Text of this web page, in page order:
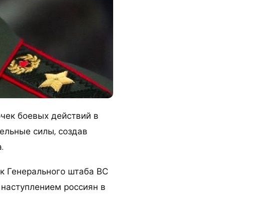
боевых действий в
силы, создав
Генерального штаба ВС
россиян в